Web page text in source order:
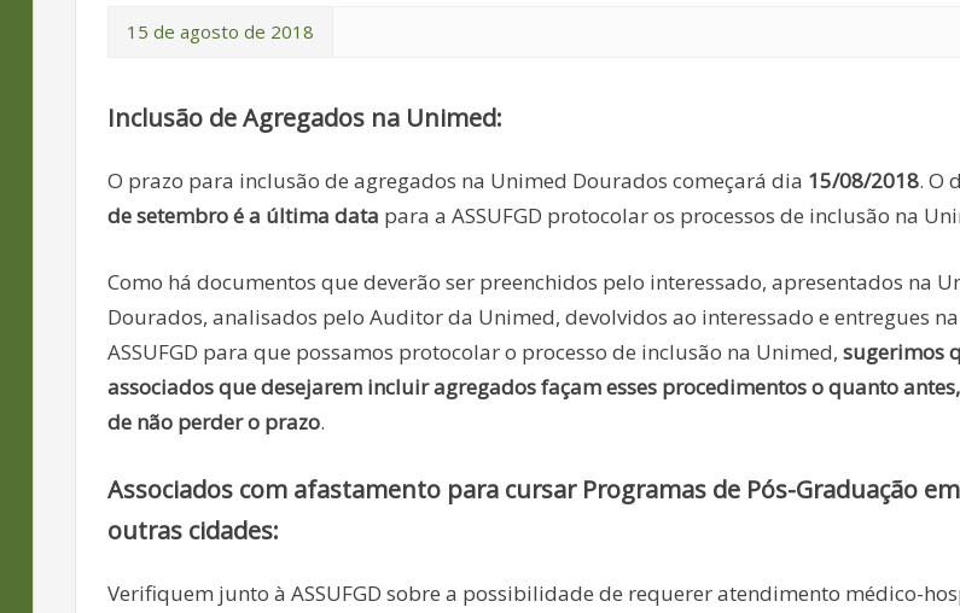
15 de agosto de 2018
Inclusão de Agregados na Unimed:
O prazo para inclusão de agregados na Unimed Dourados começará dia 15/08/2018. O
de setembro é a última data para a ASSUFGD protocolar os processos de inclusão na
Como há documentos que deverão ser preenchidos pelo interessado, apresentados na
Dourados, analisados pelo Auditor da Unimed, devolvidos ao interessado e entregues na
ASSUFGD para que possamos protocolar o processo de inclusão na Unimed, sugerimos
associados que desejarem incluir agregados façam esses procedimentos o quanto
de não perder o prazo.
Associados com afastamento para cursar Programas de Pós-Graduação em
outras cidades:
Verifiquem junto à ASSUFGD sobre a possibilidade de requerer atendimento médico-